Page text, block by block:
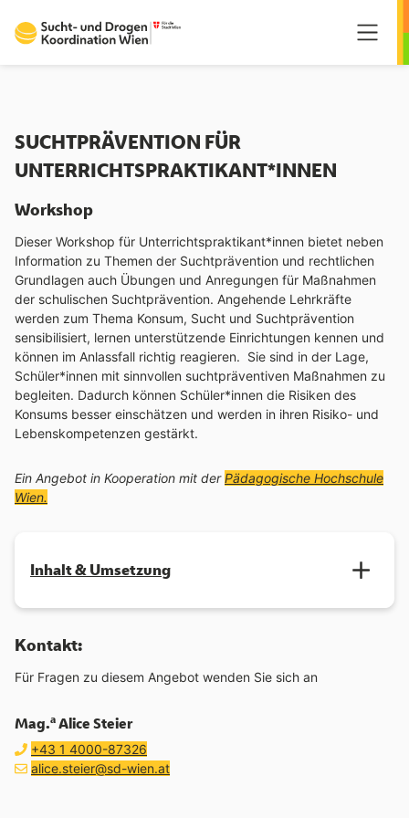
SUCHTPRÄVENTION FÜR
UNTERRICHTSPRAKTIKANT*INNEN
Workshop
Dieser Workshop für Unterrichtspraktikant*innen bietet neben
Information zu Themen der Suchtprävention und rechtlichen
Grundlagen auch Übungen und Anregungen für Maßnahmen
der schulischen Suchtprävention. Angehende Lehrkräfte
werden zum Thema Konsum, Sucht und Suchtprävention
sensibilisiert, lernen unterstützende Einrichtungen kennen und
können im Anlassfall richtig reagieren. Sie sind in der Lage,
Schüler*innen mit sinnvollen suchtpräventiven Maßnahmen zu
begleiten. Dadurch können Schüler*innen die Risiken des
Konsums besser einschätzen und werden in ihren Risiko- und
Lebenskompetenzen gestärkt.
Ein Angebot in Kooperation mit derPädagogische Hochschule
Wien.
Inhalt & Umsetzung
Kontakt:
Für Fragen zu diesem Angebot wenden Sie sich an
Mag.aAlice Steier
Telefon:
+43 1 4000-87326
E-Mail Adresse:
E-Mail schreiben an
alice.steier@sd-wien.at(öffnet Mailprogramm)